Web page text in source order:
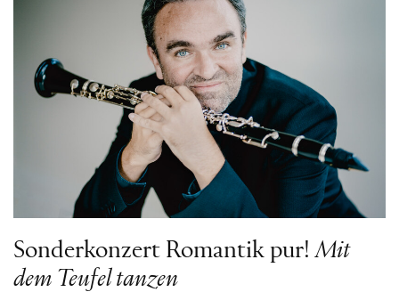
Sonderkonzert Romantik pur!Mit
dem Teufel tanzen